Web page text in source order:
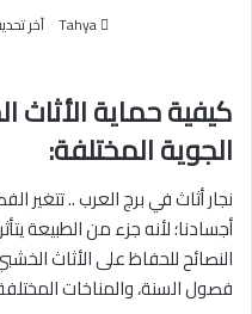
Tahya آخر تحديث:
كيفية حماية
الجوية المختلفة:
نجار أثاث في برج العرب .. تتغير
أجسادنا؛ لأنه جزء من الطبيعة
النصائح للحفاظ على الأثاث
فصول السنة، والمناخات